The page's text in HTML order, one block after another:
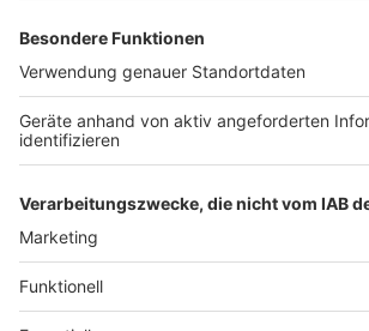
Archiv
ANTENNE BAYERN GROUP
Stiftung ANTENNE BAYERN
hilft
Teilnahmebedingungen
Grounding Page ANTENNE
BAYERN